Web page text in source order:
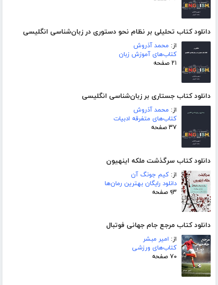
دانلود کتاب تحلیلی بر نظام نحو دستوری در زبان‌شناسی انگلیسی
از: محمد آذروش
کتاب‌های آموزش زبان
۲۱ صفحه
دانلود کتاب جستاری بر زبان‌شناسی انگلیسی
از: محمد آذروش
کتاب‌های متفرقه ادبیات
۳۷ صفحه
دانلود کتاب سرگذشت ملکه اینهیون
از: کیم جونگ آن
دانلود رایگان بهترین رمان‌ها
۹۳ صفحه
دانلود کتاب مرجع جام جهانی فوتبال
از: امیر مبشر
کتاب‌های ورزشی
۷۰ صفحه